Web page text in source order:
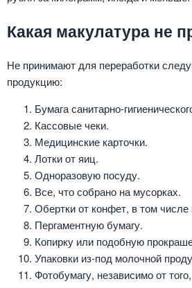
Какая макулатура не
Не принимают для переработки
продукцию:
Бумага санитарно-
Кассовые чеки.
Медицинские карточки.
Лотки от яиц.
Одноразовую посуду.
Все, что собрано на мусорках.
Обертки от конфет, в том числе
Пергаментную бумагу.
Копирку или подобную
Упаковки из-под молочной
Фотобумагу, независимо от